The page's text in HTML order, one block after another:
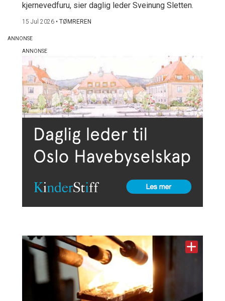
kjernevedfuru, sier daglig leder Sveinung Sletten.
15 Jul 2026 • TØMREREN